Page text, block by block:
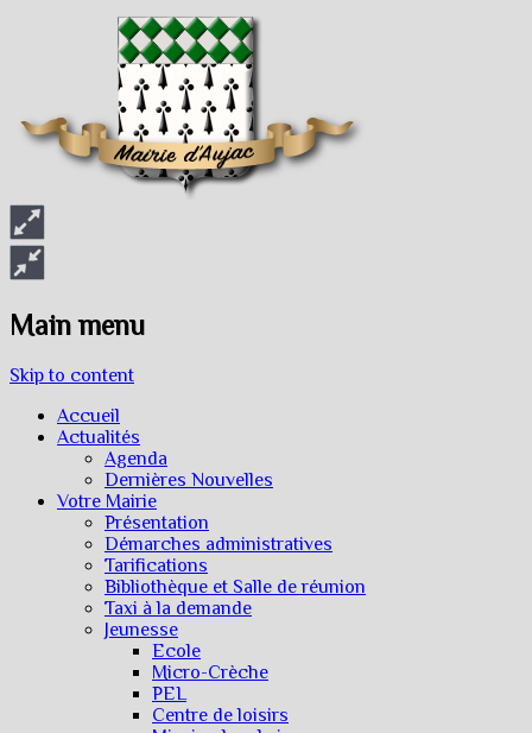
Main menu
Skip to content
Accueil
Actualités
Agenda
Dernières Nouvelles
Votre Mairie
Présentation
Démarches administratives
Tarifications
Bibliothèque et Salle de réunion
Taxi à la demande
Jeunesse
Ecole
Micro-Crèche
PEL
Centre de loisirs